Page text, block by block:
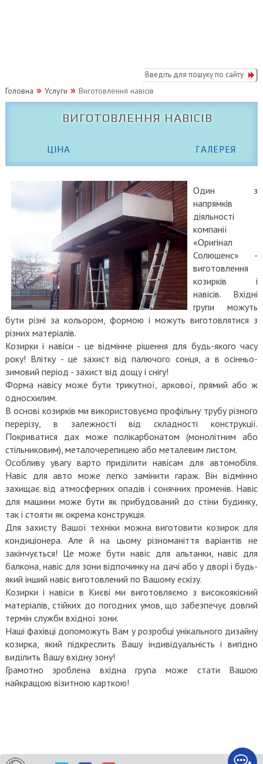
Головна Услуги Виготовлення навісів
ВИГОТОВЛЕННЯ НАВІСІВ
ЦІНА ГАЛЕРЕЯ
Один з
напрямків
діяльності
компанії
«Оригінал
Солюшенс» -
виготовлення
козирків і
навісів. Вхідні
групи можуть
бути різні за кольором, формою і можуть виготовлятися з
різних матеріалів.
Козирки і навіси - це відмінне рішення для будь-якого часу
року! Влітку - це захист від палючого сонця, а в осінньо-
зимовий період - захист від дощу і снігу!
Форма навісу може бути трикутної, аркової, прямий або ж
односхилим.
В основі козирків ми використовуємо профільну трубу різного
перерізу, в залежності від складності конструкції.
Покриватися дах може полікарбонатом (монолітним або
стільниковим), металочерепицею або металевим листом.
Особливу увагу варто приділити навісам для автомобіля.
Навіс для авто може легко замінити гараж. Він відмінно
захищає від атмосферних опадів і сонячних променів. Навіс
для машини може бути як прибудований до стіни будинку,
так і стояти як окрема конструкція.
Для захисту Вашої техніки можна виготовити козирок для
кондиціонера. Але й на цьому різноманіття варіантів не
закінчується! Це може бути навіс для альтанки, навіс для
балкона, навіс для зони відпочинку на дачі або у дворі і будь-
який інший навіс виготовлений по Вашому ескізу.
Козирки і навіси в Києві ми виготовляємо з високоякісний
матеріалів, стійких до погодних умов, що забезпечує довгий
термін служби вхідної зони.
Наші фахівці допоможуть Вам у розробці унікального дизайну
козирка, який підкреслить Вашу індивідуальність і вигідно
виділить Вашу вхідну зону!
Грамотно зроблена вхідна група може стати Вашою
найкращою візитною карткою!